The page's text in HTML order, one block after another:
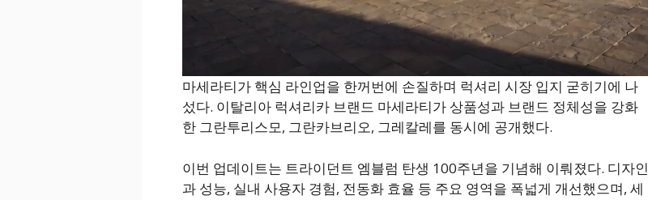
마세라티가 핵심 라인업을 한꺼번에 손질하며 럭셔리 시장 입지 굳히기에 나
섰다. 이탈리아 럭셔리카 브랜드 마세라티가 상품성과 브랜드 정체성을 강화
한 그란투리스모, 그란카브리오, 그레칼레를 동시에 공개했다.
이번 업데이트는 트라이던트 엠블럼 탄생 100주년을 기념해 이뤄졌다. 디자인
과 성능, 실내 사용자 경험, 전동화 효율 등 주요 영역을 폭넓게 개선했으며, 세